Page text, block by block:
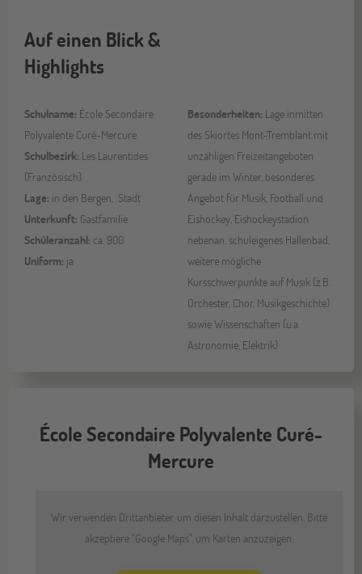
Auf einen Blick &
Highlights
Schulname: École Secondaire
Polyvalente Curé-Mercure
Schulbezirk: Les Laurentides
(Französisch)
Lage: in den Bergen, Stadt
Unterkunft: Gastfamilie
Schüleranzahl: ca. 900
Uniform: ja
Besonderheiten: Lage inmitten
des Skiortes Mont-Tremblant mit
unzähligen Freizeitangeboten
gerade im Winter, besonderes
Angebot für Musik, Football und
Eishockey, Eishockeystadion
nebenan, schuleigenes Hallenbad,
weitere mögliche
Kursschwerpunkte auf Musik (z.B.
Orchester, Chor, Musikgeschichte)
sowie Wissenschaften (u.a.
Astronomie, Elektrik)
École Secondaire Polyvalente Curé-
Mercure
Wir verwenden Drittanbieter, um diesen Inhalt darzustellen. Bitte
akzeptiere "Google Maps", um Karten anzuzeigen.